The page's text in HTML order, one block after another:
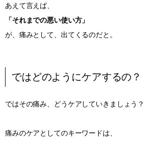
あえて言えば、
「それまでの悪い使い方」
が、痛みとして、出てくるのだと。
ではどのようにケアするの？
ではその痛み、どうケアしていきましょう？
痛みのケアとしてのキーワードは、